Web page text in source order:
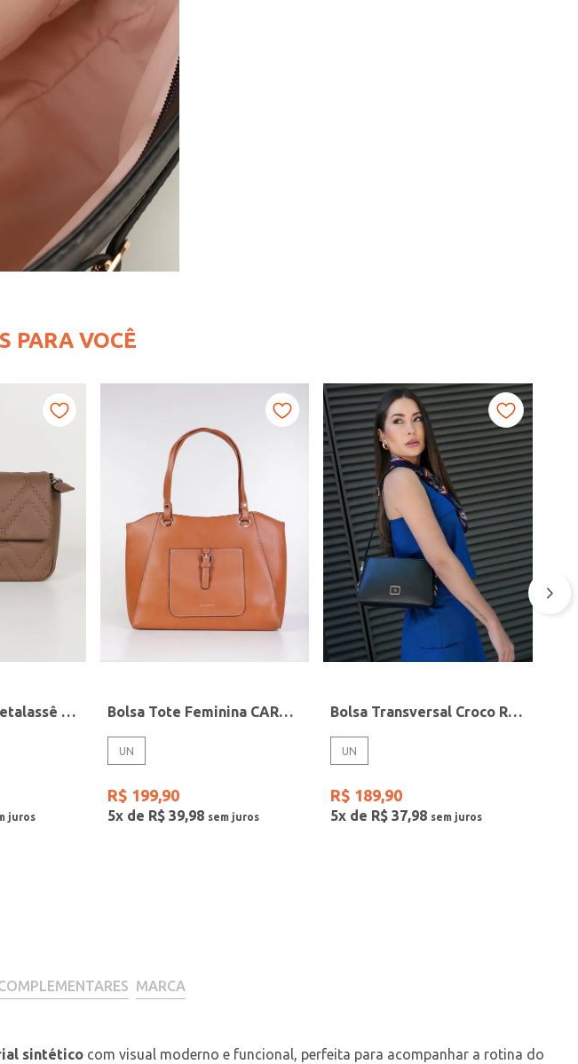
PARA VOCÊ
Bolsa Mini Bag Metalassê Feminina MARROM Bolsa Tote Feminina CARAMELO
UN
R$ 199,90
5x de R$ 39,98
Bolsa Transversal Croco Rafitthy Feminina PRETO
UN
R$ 189,90
5x de R$ 37,98
MARCA
sintético com visual moderno e funcional, perfeita para acompanhar a rotina do